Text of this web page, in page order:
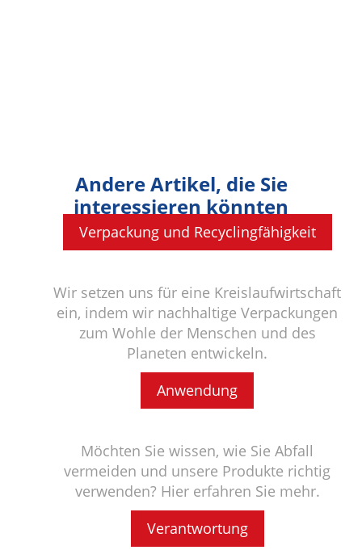
Andere Artikel, die Sie
interessieren könnten
Verpackung und Recyclingfähigkeit
Wir setzen uns für eine Kreislaufwirtschaft
ein, indem wir nachhaltige Verpackungen
zum Wohle der Menschen und des
Planeten entwickeln.
Anwendung
Möchten Sie wissen, wie Sie Abfall
vermeiden und unsere Produkte richtig
verwenden? Hier erfahren Sie mehr.
Verantwortung